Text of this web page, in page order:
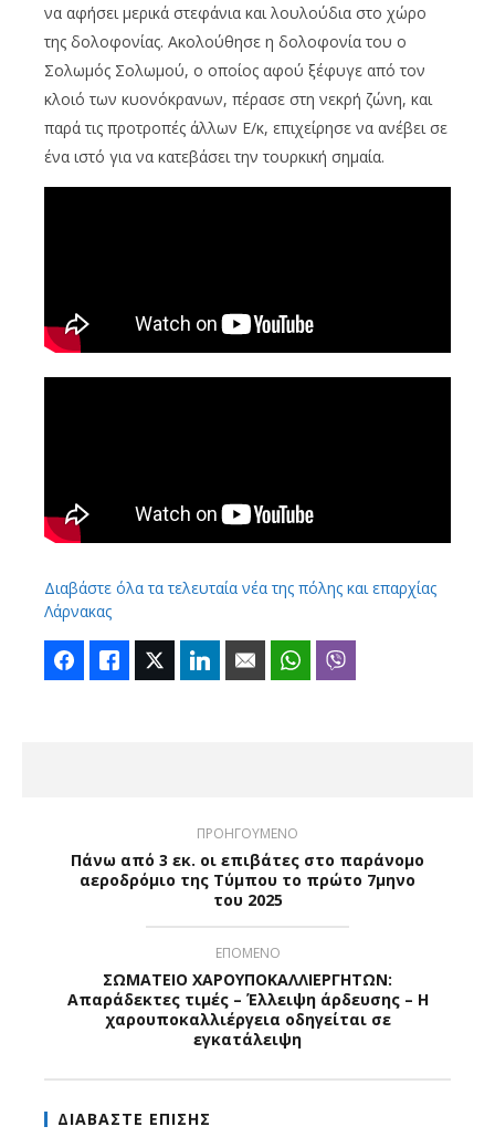
να αφήσει μερικά στεφάνια και λουλούδια στο χώρο
της δολοφονίας. Ακολούθησε η δολοφονία του ο
Σολωμός Σολωμού, ο οποίος αφού ξέφυγε από τον
κλοιό των κυονόκρανων, πέρασε στη νεκρή ζώνη, και
παρά τις προτροπές άλλων Ε/κ, επιχείρησε να ανέβει σε
ένα ιστό για να κατεβάσει την τουρκική σημαία.
Διαβάστε όλα τα τελευταία νέα της πόλης και επαρχίας
Λάρνακας
FacebookLike Twitter LinkedIn Email WhatsApp
ΠΡΟΗΓΟΥΜΕΝΟ
Πάνω από 3 εκ. οι επιβάτες στο παράνομο
αεροδρόμιο της Τύμπου το πρώτο 7μηνο
του 2025
ΕΠΟΜΕΝΟ
ΣΩΜΑΤΕΙΟ ΧΑΡΟΥΠΟΚΑΛΛΙΕΡΓΗΤΩΝ:
Απαράδεκτες τιμές – Έλλειψη άρδευσης – Η
χαρουποκαλλιέργεια οδηγείται σε
εγκατάλειψη
ΔΙΑΒΑΣΤΕ ΕΠΙΣΗΣ